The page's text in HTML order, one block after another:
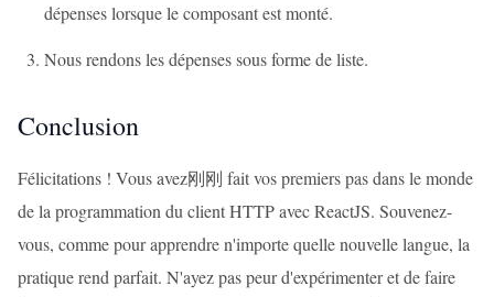
dépenses lorsque le composant est monté.
Nous rendons les dépenses sous forme de liste.
Conclusion
Félicitations ! Vous avez刚刚 fait vos premiers pas dans le monde
de la programmation du client HTTP avec ReactJS. Souvenez-
vous, comme pour apprendre n'importe quelle nouvelle langue, la
pratique rend parfait. N'ayez pas peur d'expérimenter et de faire